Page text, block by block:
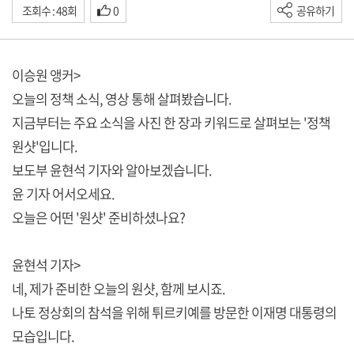
조회수 : 48회 0 공유하기
이승원 앵커>
오늘의 정책 소식, 영상 통해 살펴봤습니다.
지금부터는 주요 소식을 사진 한 장과 키워드로 살펴보는 '정책
원샷'입니다.
보도부 윤현석 기자와 알아보겠습니다.
윤 기자 어서오세요.
오늘은 어떤 '원샷' 준비하셨나요?
윤현석 기자>
네, 제가 준비한 오늘의 원샷, 함께 보시죠.
나토 정상회의 참석을 위해 튀르키예를 방문한 이재명 대통령의
모습입니다.